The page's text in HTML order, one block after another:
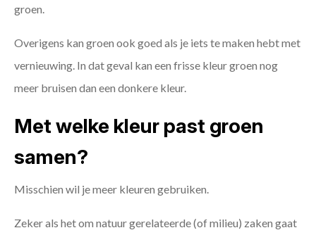
groen.
Overigens kan groen ook goed als je iets te maken hebt met
vernieuwing. In dat geval kan een frisse kleur groen nog
meer bruisen dan een donkere kleur.
Met welke kleur past groen
samen?
Misschien wil je meer kleuren gebruiken.
Zeker als het om natuur gerelateerde (of milieu) zaken gaat